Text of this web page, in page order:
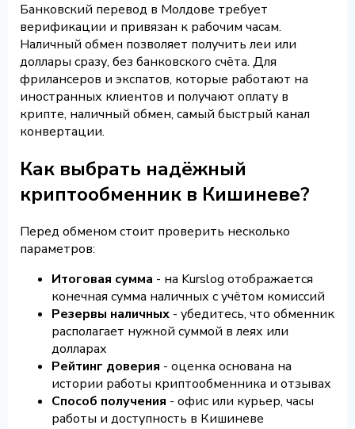
Банковский перевод в Молдове требует
верификации и привязан к рабочим часам.
Наличный обмен позволяет получить леи или
доллары сразу, без банковского счёта. Для
фрилансеров и экспатов, которые работают на
иностранных клиентов и получают оплату в
крипте, наличный обмен, самый быстрый канал
конвертации.
Как выбрать надёжный
криптообменник в Кишиневе?
Перед обменом стоит проверить несколько
параметров:
Итоговая сумма - на Kurslog отображается
конечная сумма наличных с учётом комиссий
Резервы наличных - убедитесь, что обменник
располагает нужной суммой в леях или
долларах
Рейтинг доверия - оценка основана на
истории работы криптообменника и отзывах
Способ получения - офис или курьер, часы
работы и доступность в Кишиневе